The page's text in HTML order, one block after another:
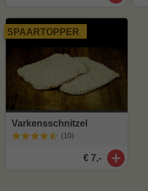
SPAARTOPPER
Varkensschnitzel
(10)
€ 7,-